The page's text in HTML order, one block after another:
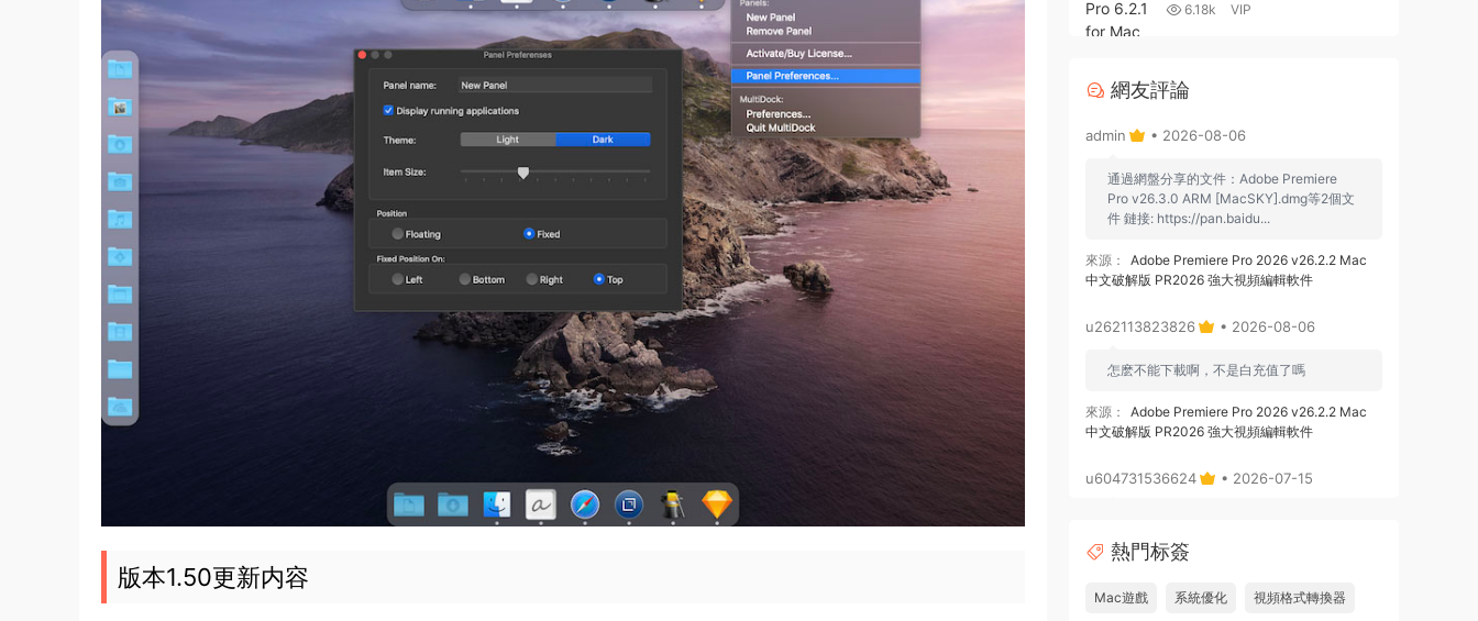
版本1.50更新内容
6.18k VIP
網友評論
admin • 2026-08-06
通過網盤分享的文件：Adobe Premiere
Pro v26.3.0 ARM [MacSKY].dmg等2個文
件 鏈接: https://pan.baidu...
來源：
Adobe Premiere Pro 2026 v26.2.2 Mac
中文破解版 PR2026 強大視頻編輯軟件
u262113823826 • 2026-08-06
怎麽不能下載啊，不是白充值了嗎
來源：
Adobe Premiere Pro 2026 v26.2.2 Mac
中文破解版 PR2026 強大視頻編輯軟件
u604731536624 • 2026-07-15
來源： Microsoft Office 2016 for Mac v15.39 VL
熱門标簽
Mac遊戲 系統優化 視頻格式轉換器